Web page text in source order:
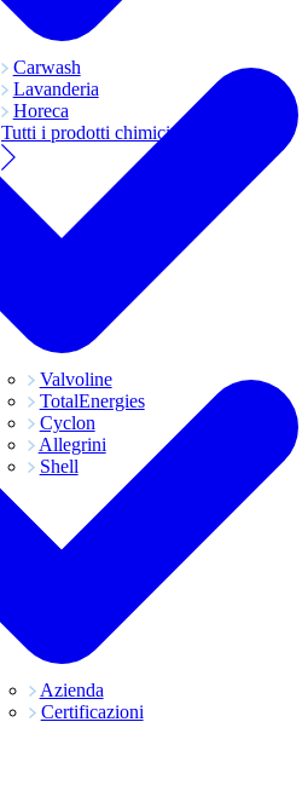
Carwash
Lavanderia
Horeca
Tutti i prodotti chimici
Valvoline
TotalEnergies
Cyclon
Allegrini
Shell
Azienda
Certificazioni